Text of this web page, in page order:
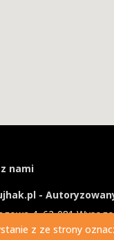
nami
-
4, 62-081
037z ze strony